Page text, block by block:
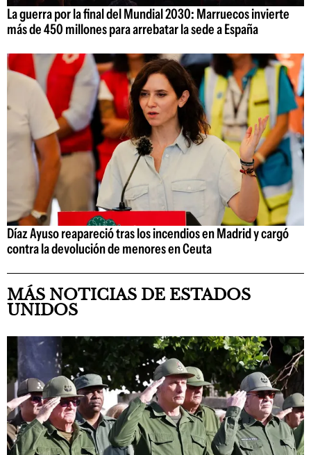
La guerra por la final del Mundial 2030: Marruecos invierte
más de 450 millones para arrebatar la sede a España
Díaz Ayuso reapareció tras los incendios en Madrid y cargó
contra la devolución de menores en Ceuta
MÁS NOTICIAS DE ESTADOS
UNIDOS